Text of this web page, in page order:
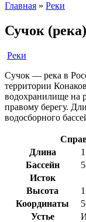
Главная » Реки
Сучок (река)
Реки
Сучок — река в
территории
водохранилище на
правому берегу.
водосборного
Длина
Бассейн
Исток
Высота
Координаты
Устье